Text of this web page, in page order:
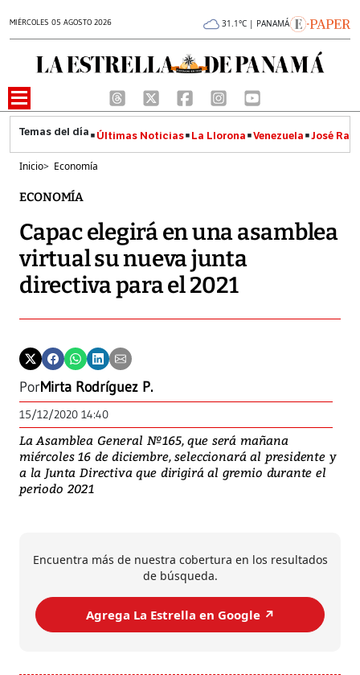
MIÉRCOLES 05 AGOSTO 2026 31.1°C | PANAMÁ
Últimas Noticias La Llorona Venezuela José
Inicio> Economía
ECONOMÍA
Capac elegirá en una asamblea
virtual su nueva junta
directiva para el 2021
PorMirta Rodríguez P.
15/12/2020 14:40
La Asamblea General Nº165, que será mañana
miércoles 16 de diciembre, seleccionará al presidente y
a la Junta Directiva que dirigirá al gremio durante el
periodo 2021
Encuentra más de nuestra cobertura en los resultados
de búsqueda.
Agrega La Estrella en Google ↗️